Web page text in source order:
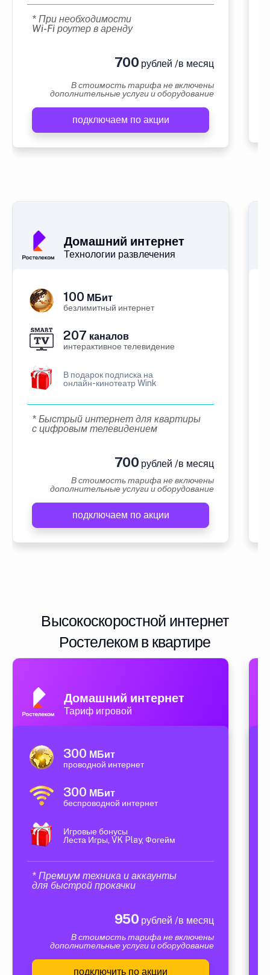
* При необходимости
Wi-Fi роутер в аренду
700 рублей /в месяц
В стоимость тарифа не включены
дополнительные услуги и оборудование
подключаем по акции
Домашний интернет
Технологии развлечения
100 МБит
безлимитный интернет
207 каналов
интерактивное телевидение
В подарок подписка на
онлайн-кинотеатр Wink
* Быстрый интернет для квартиры
с цифровым телевидением
700 рублей /в месяц
В стоимость тарифа не включены
дополнительные услуги и оборудование
подключаем по акции
Высокоскоростной интернет
Ростелеком в квартире
Домашний интернет
Тариф игровой
300 МБит
проводной интернет
300 МБит
беспроводной интернет
Игровые бонусы
Леста Игры, VK Play, Фогейм
* Премиум техника и аккаунты
для быстрой прокачки
950 рублей /в месяц
В стоимость тарифа не включены
дополнительные услуги и оборудование
подключить по акции